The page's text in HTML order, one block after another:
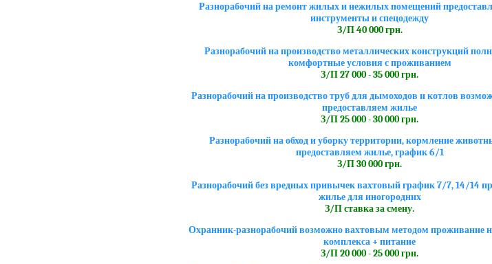
Разнорабочий на ремонт жилых и нежилых помещений
инструменты и спецодежду
З/П 40 000 грн.
Разнорабочий на производство металлических конструкций
комфортные условия с проживанием
З/П 27 000 - 35 000 грн.
Разнорабочий на производство труб для дымоходов и котлов
предоставляем жилье
З/П 25 000 - 30 000 грн.
Разнорабочий на обход и уборку территории, кормление
предоставляем жилье, график 6/1
З/П 30 000 грн.
Разнорабочий без вредных привычек вахтовый график 7/7, 14/14
жилье для иногородних
З/П ставка за смену.
Охранник-разнорабочий возможно вахтовым методом проживание
комплекса + питание
З/П 20 000 - 25 000 грн.